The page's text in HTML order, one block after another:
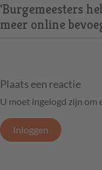
'Burgemeesters
meer online
Plaats een reactie
U moet ingelogd zijn om
Inloggen